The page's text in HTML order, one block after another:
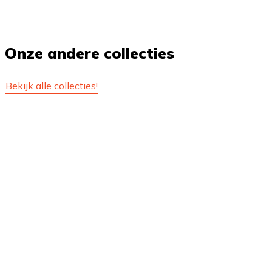
Onze andere collecties
Bekijk alle collecties!